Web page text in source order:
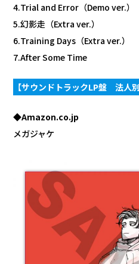
4.Trial and Error（Demo ver.）
5.幻影走（Extra ver.）
6.Training Days（Extra ver.）
7.After Some Time
【サウンドトラックLP盤 法人別
◆Amazon.co.jp
メガジャケ